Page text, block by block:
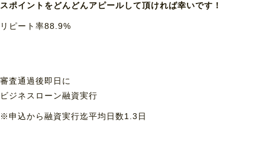
スポイントをどんどんアピールして頂ければ幸いです！
リピート率88.9%
審査通過後即日に
ビジネスローン融資実行
※申込から融資実行迄平均日数1.3日